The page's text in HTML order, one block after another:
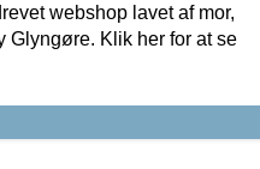
webshop lavet af mor,
Glyngøre. Klik her for at se